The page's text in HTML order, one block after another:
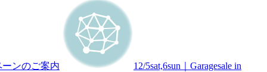
ーンのご案内 12/5sat,6sun｜Garagesale in